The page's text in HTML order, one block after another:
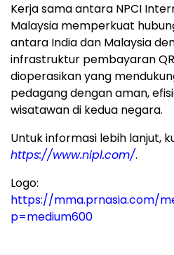
Kerja sama antara NPCI
Malaysia memperkuat
antara India dan Malaysia
infrastruktur pembayaran
dioperasikan yang
pedagang dengan aman,
wisatawan di kedua negara.
Untuk informasi lebih lanjut,
https://www.nipl.com/.
Logo:
https://mma.prnasia.com/
p=medium600